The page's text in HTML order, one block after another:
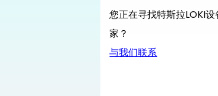
您正在寻找特斯拉LOKI设
家？
与我们联系